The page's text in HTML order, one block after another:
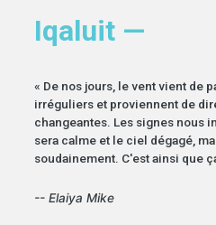
Iqaluit —
« De nos jours, le vent vient de
irréguliers et proviennent de
changeantes. Les signes nous
sera calme et le ciel dégagé,
soudainement. C'est ainsi que
-- Elaiya Mike